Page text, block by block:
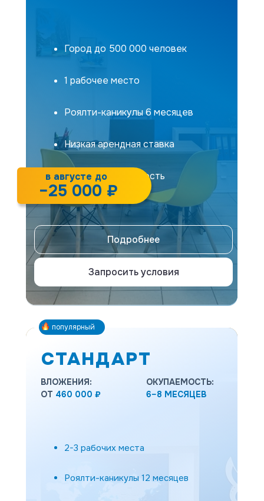
быстрой окупаемостью
Город до 500 000 человек
1 рабочее место
Роялти-каникулы 6 месяцев
Низкая арендная ставка
Быстрая окупаемость
Запросить условия
Подробнее
−25 000 ₽
в августе до
решениях
2-3 рабочих места
Роялти-каникулы 12 месяцев
СТАНДАРТ
ВЛОЖЕНИЯ:
ОТ 460 000 ₽
ОКУПАЕМОСТЬ:
6–8 МЕСЯЦЕВ
популярный